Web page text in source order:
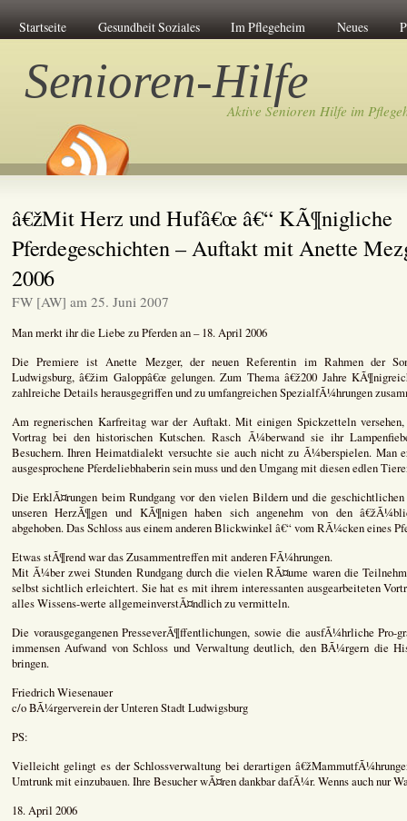
Startseite Gesundheit Soziales Im Pflegeheim Neues
Senioren-Hilfe
Aktive Senioren Hilfe im
â€žMit Herz und Hufâ€œ â€“ KÃ¶nigliche
Pferdegeschichten – Auftakt mit Anette
2006
FW [AW] am 25. Juni 2007
Man merkt ihr die Liebe zu Pferden an – 18. April 2006
Die Premiere ist Anette Mezger, der neuen Referentin im Rahmen der
Ludwigsburg, â€žim Galoppâ€œ gelungen. Zum Thema â€ž200 Jahre
zahlreiche Details herausgegriffen und zu umfangreichen SpezialfÃ¼hrungen
Am regnerischen Karfreitag war der Auftakt. Mit einigen Spickzetteln
Vortrag bei den historischen Kutschen. Rasch Ã¼berwand sie ihr
Besuchern. Ihren Heimatdialekt versuchte sie auch nicht zu Ã¼berspielen. Man
ausgesprochene Pferdeliebhaberin sein muss und den Umgang mit diesen edlen
Die ErklÃ¤rungen beim Rundgang vor den vielen Bildern und die
unseren HerzÃ¶gen und KÃ¶nigen haben sich angenehm von den
abgehoben. Das Schloss aus einem anderen Blickwinkel â€“ vom RÃ¼cken eines
Etwas stÃ¶rend war das Zusammentreffen mit anderen FÃ¼hrungen.
Mit Ã¼ber zwei Stunden Rundgang durch die vielen RÃ¤ume waren die
selbst sichtlich erleichtert. Sie hat es mit ihrem interessanten ausgearbeiteten
alles Wissens-werte allgemeinverstÃ¤ndlich zu vermitteln.
Die vorausgegangenen PresseverÃ¶ffentlichungen, sowie die ausfÃ¼hrliche Pro-
immensen Aufwand von Schloss und Verwaltung deutlich, den BÃ¼rgern die
bringen.
Friedrich Wiesenauer
c/o BÃ¼rgerverein der Unteren Stadt Ludwigsburg
PS:
Vielleicht gelingt es der Schlossverwaltung bei derartigen
Umtrunk mit einzubauen. Ihre Besucher wÃ¤ren dankbar dafÃ¼r. Wenns auch nur
18. April 2006